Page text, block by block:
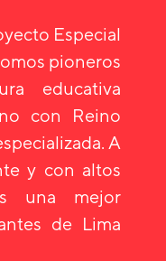
Especial
pioneros
educativa
con Reino
A
y con altos
una mejor
de Lima